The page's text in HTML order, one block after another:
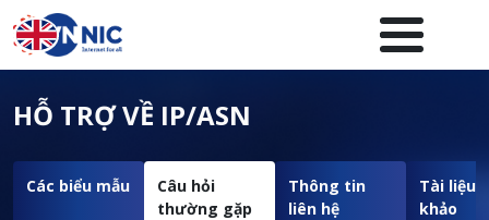
Nhảy đến nội dung
Menuheader của website
HỖ TRỢ VỀ IP/ASN
Các biểu mẫu
Câu hỏi
thường gặp
Thông tin
liên hệ
Tài liệu
khảo